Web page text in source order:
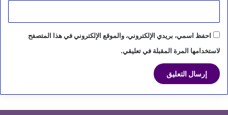
احفظ اسمي، بريدي الإلكتروني، والموقع الإلكتروني في هذا المتصفح
لاستخدامها المرة المقبلة في تعليقي.